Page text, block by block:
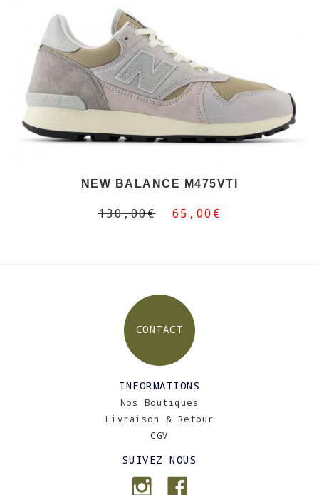
NEW BALANCE M475VTI
130,00€ 65,00€
CONTACT
INFORMATIONS
Nos Boutiques
Livraison & Retour
CGV
SUIVEZ NOUS